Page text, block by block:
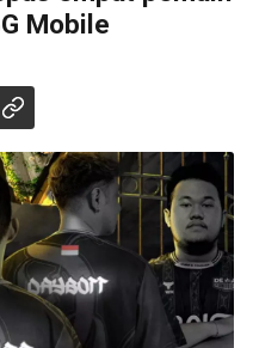
Mobile